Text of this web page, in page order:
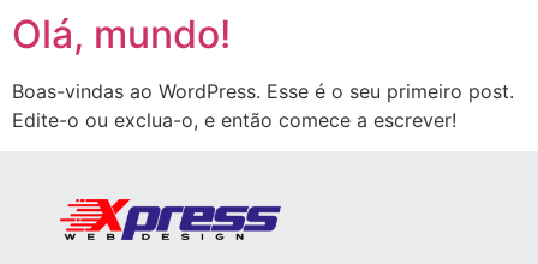
Olá, mundo!
Boas-vindas ao WordPress. Esse é o seu primeiro post.
Edite-o ou exclua-o, e então comece a escrever!